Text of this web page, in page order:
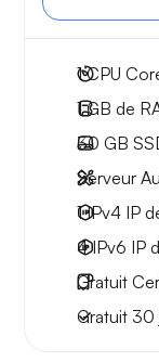
1CPU
1 GB de
30 GB
Serveur
1 IPv4 IP
4 IPv6 IP
Gratuit
Gratuit 30